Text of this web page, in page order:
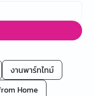
งานพาร์ทไทม์
Home